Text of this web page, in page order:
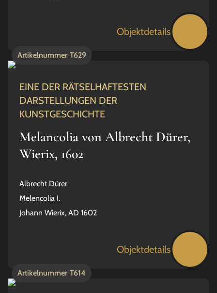
Objektdetails
Artikelnummer T629
EINE DER RÄTSELHAFTESTEN
DARSTELLUNGEN DER
KUNSTGESCHICHTE
Melancolia von Albrecht Dürer,
Wierix, 1602
Albrecht Dürer
Melencolia I.
Johann Wierix, AD 1602
Objektdetails
Artikelnummer T614